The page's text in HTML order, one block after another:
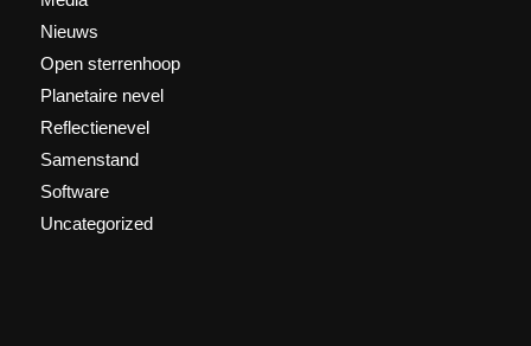
Nieuws
Open sterrenhoop
Planetaire nevel
Reflectienevel
Samenstand
Software
Uncategorized